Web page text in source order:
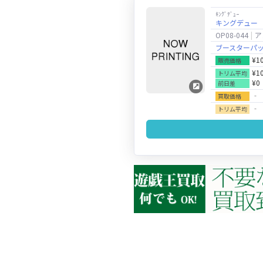
ｷﾝｸﾞﾃﾞｭｰ
キングデュー
OP08-044
ブースターパ
販売価格
トリム平均
前日差 ¥0
買取価格 ‐
トリム平均 ‐